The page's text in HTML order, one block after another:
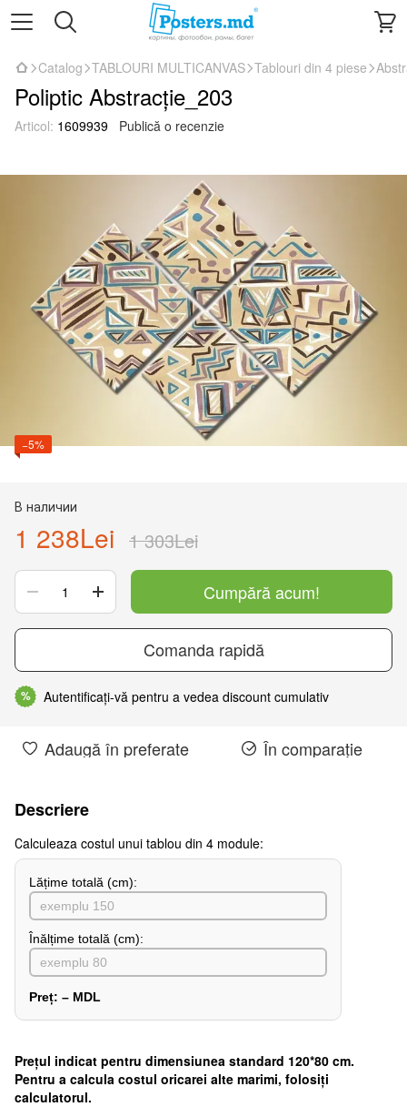
Catalog TABLOURI MULTICANVAS Tablouri din 4 piese
Poliptic Abstracție_203
Articol: 1609939 Publică o recenzie
−5%
В наличии
1 238Lei 1 303Lei
Cumpără acum!
Comanda rapidă
% Autentificați-vă pentru a vedea discount cumulativ
Adaugă în preferate În comparație
Descriere
Сalculeaza costul unui tablou din 4 module:
Lățime totală (cm):
Înălțime totală (cm):
Preț: – MDL
Preţul indicat pentru dimensiunea standard 120*80 cm.
Pentru a calcula costul oricarei alte marimi, folosiți
calculatorul.